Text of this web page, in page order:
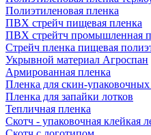
Полиэтиленовая пленка
ПВХ стрейч пищевая пленка
ПВХ стрейтч промышленная
Стрейч пленка пищевая
Укрывной материал Агроспан
Армированная пленка
Пленка для скин-
Пленка для запайки лотков
Тепличная пленка
Скотч - упаковочная клейкая